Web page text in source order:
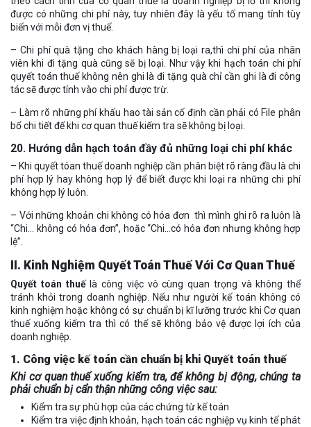
được có những chi phí này, tuy nhiên đây là yếu tố mang tính tùy
biến với mỗi đơn vị thuế.
– Chi phí quà tặng cho khách hàng bị loại ra,thì chi phí của nhân
viên khi đi tặng quà cũng sẽ bị loại. Như vậy khi hạch toán chi phí
quyết toán thuế không nên ghi là đi tặng quà chỉ cần ghi là đi công
tác sẽ được tính vào chi phí được trừ.
– Làm rõ những phí khấu hao tài sản cố định cần phải có File phân
bổ chi tiết để khi cơ quan thuế kiểm tra sẽ không bị loại.
20. Hướng dẫn hạch toán đầy đủ những loại chi phí khác
– Khi quyết tóan thuế doanh nghiệp cần phân biệt rõ ràng đầu là chi
phí hợp lý hay không hợp lý để biết được khi loại ra những chi phí
không hợp lý luôn.
– Với những khoản chi không có hóa đơn thì mình ghi rõ ra luôn là
“Chi… không có hóa đơn”, hoặc “Chi…có hóa đơn nhưng không hợp
lệ”.
II. Kinh Nghiệm Quyết Toán Thuế Với Cơ Quan Thuế
Quyết toán thuếlà công việc vô cùng quan trọng và không thể
tránh khỏi trong doanh nghiệp. Nếu như người kế toán không có
kinh nghiệm hoặc không có sự chuẩn bị kĩ lưỡng trước khi Cơ quan
thuế xuống kiểm tra thì có thể sẽ không bảo vệ được lợi ích của
doanh nghiệp.
1. Công việc kế toán cần chuẩn bị khi Quyết toán thuế
Khi cơ quan thuế xuống kiểm tra, để không bị động, chúng ta
phải chuẩn bị cẩn thận những công việc sau:
Kiểm tra sự phù hợp của các chứng từ kế toán
Kiểm tra việc định khoản, hạch toán các nghiệp vụ kinh tế phát